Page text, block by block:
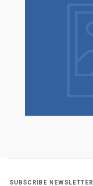
SUBSCRIBE NEWSLETTER